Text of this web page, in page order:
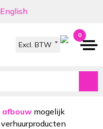
English
0
afbouw mogelijk